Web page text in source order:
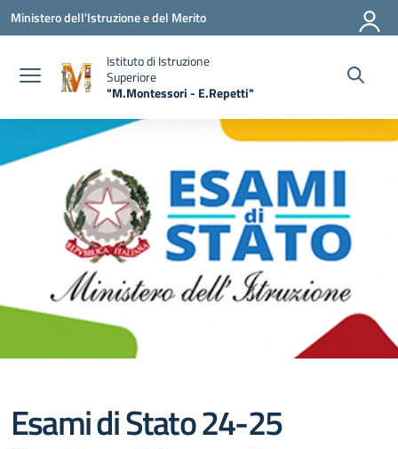
Vai ai contenuti
Vai al menu di navigazione
Vai al footer
Ministero dell'Istruzione e del Merito
Istituto di Istruzione
Superiore
"M.Montessori - E.Repetti"
Esami di Stato 24-25